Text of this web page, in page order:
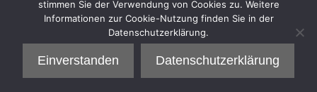
stimmen Sie der Verwendung von Cookies zu. Weitere
Informationen zur Cookie-Nutzung finden Sie in der
Datenschutzerklärung.
Einverstanden Datenschutzerklärung